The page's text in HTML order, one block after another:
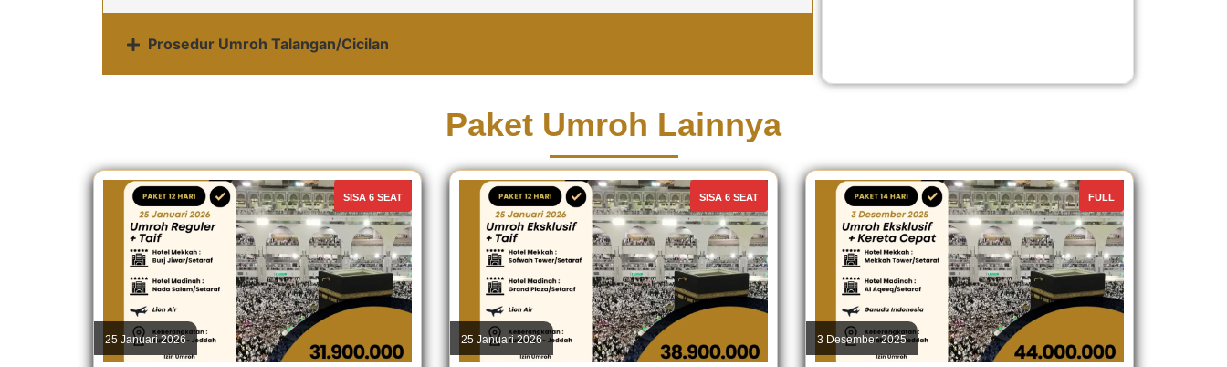
Prosedur Umroh Talangan/Cicilan
Paket Umroh Lainnya
SISA 6 SEAT
25 Januari 2026
SISA 6 SEAT
25 Januari 2026
FULL
3 Desember 2025